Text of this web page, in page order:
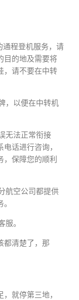
通程登机服务，请
目的地及需要将
，请不要在中转
，以便在中转机
无法正常衔接
话进行咨询，
保障您的顺利
航空公司都提供
。
都清楚了，那
就停第三地，